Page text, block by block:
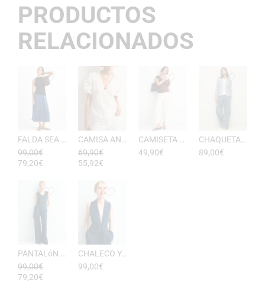
PRODUCTOS
RELACIONADOS
99,00€
79,20€
69,90€
55,92€
49,90€
89,00€
PANTALóN YUKATA MUJER RAYAS DE ESEOESE
99,00€
79,20€
CHALECO YUKATA MUJER DE RAYAS ESEOESE
99,00€